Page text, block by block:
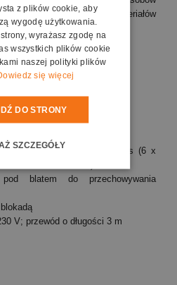
drukowanych materiałów
mm
mm
z żywicy melaminowej
klucz z szufladami Gratnells (6 x
blatem do przechowywania
V; przewód o długości 3 m
z plików cookie, aby
wygodę użytkowania.
wyrażasz zgodę na
wszystkich plików cookie
naszej polityki plików
się więcej
DO STRONY
SZCZEGÓŁY